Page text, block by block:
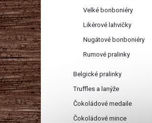
n
n
í
p
a
Velké bonboniéry
Likérové lahvičky
Nugátové bonboniéry
Rumové pralinky
Belgické pralinky
Truffles a lanýže
Čokoládové medaile
Čokoládové mince